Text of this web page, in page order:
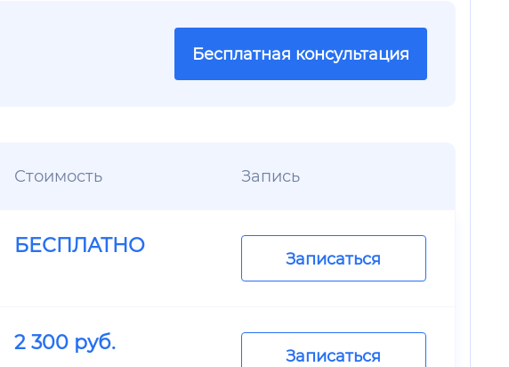
Бесплатная консультация
Стоимость Запись
БЕСПЛАТНО
Записаться
2 300руб.
Записаться